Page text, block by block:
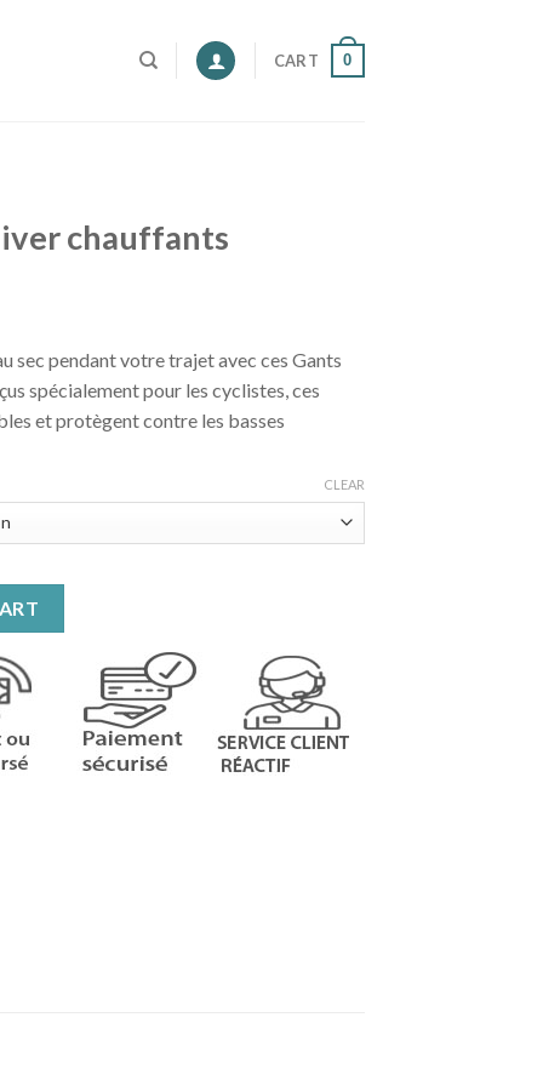
CART 0
chauffants
sec pendant votre trajet avec ces Gants
spécialement pour les cyclistes, ces
et protègent contre les basses
CLEAR